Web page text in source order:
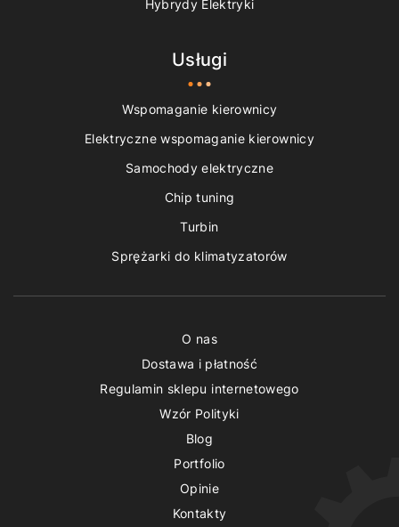
Hybrydy Elektryki
Usługi
Wspomaganie kierownicy
Elektryczne wspomaganie kierownicy
Samochody elektryczne
Chip tuning
Turbin
Sprężarki do klimatyzatorów
O nas
Dostawa i płatność
Regulamin sklepu internetowego
Wzór Polityki
Blog
Portfolio
Opinie
Kontakty